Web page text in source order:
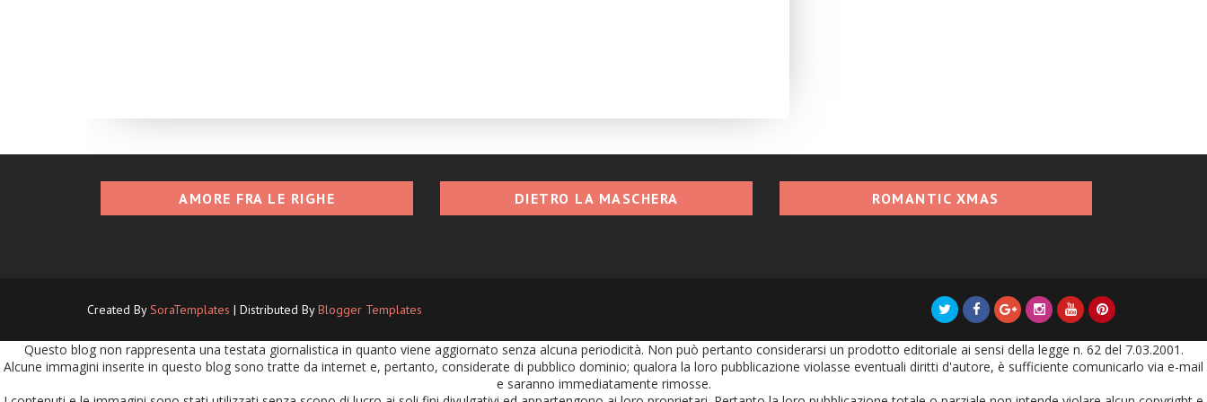
AMORE FRA LE RIGHE DIETRO LA MASCHERA ROMANTIC XMAS
Created BySoraTemplates | Distributed ByBlogger Templates
Questo blog non rappresenta una testata giornalistica in quanto viene aggiornato senza alcuna periodicità. Non può pertanto considerarsi un prodotto editoriale ai sensi della legge n. 62 del 7.03.2001.
Alcune immagini inserite in questo blog sono tratte da internet e, pertanto, considerate di pubblico dominio; qualora la loro pubblicazione violasse eventuali diritti d'autore, è sufficiente comunicarlo via e-mail
e saranno immediatamente rimosse.